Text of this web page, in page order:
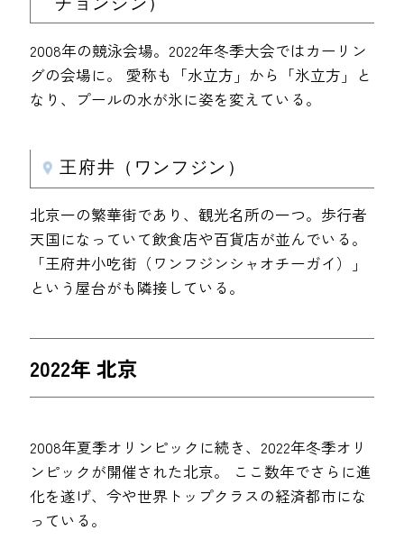
2008年の競泳会場。2022年冬季大会ではカーリン
グの会場に。 愛称も「水立方」から「氷立方」と
なり、プールの水が氷に姿を変えている。
王府井（ワンフジン）
北京一の繁華街であり、観光名所の一つ。歩行者
天国になっていて飲食店や百貨店が並んでいる。
「王府井小吃街（ワンフジンシャオチーガイ）」
という屋台がも隣接している。
2022年 北京
2008年夏季オリンピックに続き、2022年冬季オリ
ンピックが開催された北京。 ここ数年でさらに進
化を遂げ、今や世界トップクラスの経済都市にな
っている。